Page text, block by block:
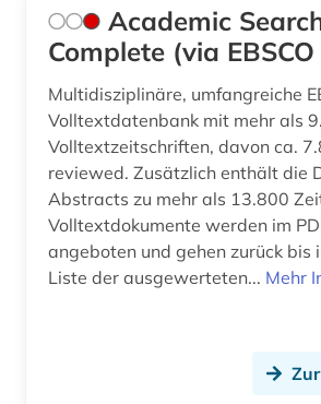
brüssel (2)
buchgeschichte (1)
buchgestaltung (1)
buchkunde (1)
Academic
Complete (via
Multidisziplinäre, umfangreiche
Volltextdatenbank mit mehr als
Volltextzeitschriften, davon ca.
reviewed. Zusätzlich enthält die
Abstracts zu mehr als 13.800
Volltextdokumente werden im
angeboten und gehen zurück bis
Liste der ausgewerteten... Mehr